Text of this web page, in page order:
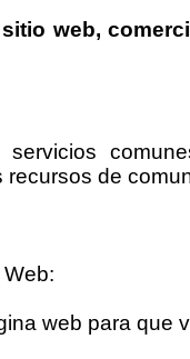
web,
servicios
recursos de
web para que